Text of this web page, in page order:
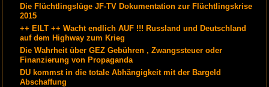
Die Flüchtlingslüge JF-TV Dokumentation zur Flüchtlingskrise
2015
++ EILT ++ Wacht endlich AUF !!! Russland und Deutschland
auf dem Highway zum Krieg
Die Wahrheit über GEZ Gebühren , Zwangssteuer oder
Finanzierung von Propaganda
DU kommst in die totale Abhängigkeit mit der Bargeld
Abschaffung